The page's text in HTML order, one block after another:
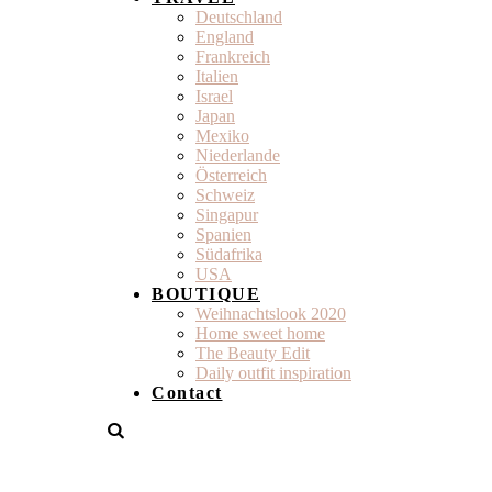
Deutschland
England
Frankreich
Italien
Israel
Japan
Mexiko
Niederlande
Österreich
Schweiz
Singapur
Spanien
Südafrika
USA
BOUTIQUE
Weihnachtslook 2020
Home sweet home
The Beauty Edit
Daily outfit inspiration
Contact